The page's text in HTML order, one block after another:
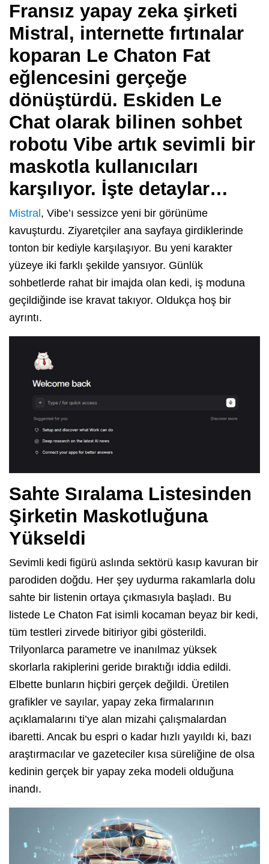
Fransız yapay zeka şirketi
Mistral, internette fırtınalar
koparan Le Chaton Fat
eğlencesini gerçeğe
dönüştürdü. Eskiden Le
Chat olarak bilinen sohbet
robotu Vibe artık sevimli bir
maskotla kullanıcıları
karşılıyor. İşte detaylar…
Mistral , Vibe’ı sessizce yeni bir görünüme
kavuşturdu. Ziyaretçiler ana sayfaya girdiklerinde
tonton bir kediyle karşılaşıyor. Bu yeni karakter
yüzeye iki farklı şekilde yansıyor. Günlük
sohbetlerde rahat bir imajda olan kedi, iş moduna
geçildiğinde ise kravat takıyor. Oldukça hoş bir
ayrıntı.
Sahte Sıralama Listesinden
Şirketin Maskotluğuna
Yükseldi
Sevimli kedi figürü aslında sektörü kasıp kavuran bir
parodiden doğdu. Her şey uydurma rakamlarla dolu
sahte bir listenin ortaya çıkmasıyla başladı. Bu
listede Le Chaton Fat isimli kocaman beyaz bir kedi,
tüm testleri zirvede bitiriyor gibi gösterildi.
Trilyonlarca parametre ve inanılmaz yüksek
skorlarla rakiplerini geride bıraktığı iddia edildi.
Elbette bunların hiçbiri gerçek değildi. Üretilen
grafikler ve sayılar, yapay zeka firmalarının
açıklamalarını ti’ye alan mizahi çalışmalardan
ibaretti. Ancak bu espri o kadar hızlı yayıldı ki, bazı
araştırmacılar ve gazeteciler kısa süreliğine de olsa
kedinin gerçek bir yapay zeka modeli olduğuna
inandı.